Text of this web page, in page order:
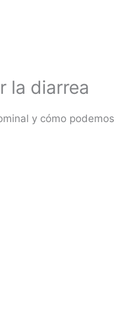
la diarrea
y cómo podemos